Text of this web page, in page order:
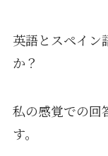
英語とスペイン
か？
私の感覚での回
す。